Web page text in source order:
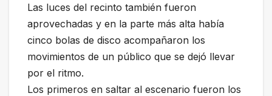
Las luces del recinto también fueron
aprovechadas y en la parte más alta había
cinco bolas de disco acompañaron los
movimientos de un público que se dejó llevar
por el ritmo.
Los primeros en saltar al escenario fueron los